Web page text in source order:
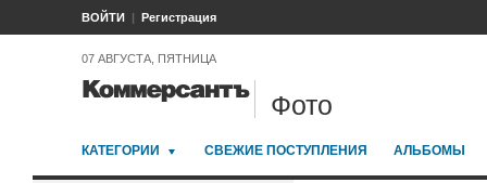
ВОЙТИ Регистрация
07 АВГУСТА, ПЯТНИЦА
Фото
КАТЕГОРИИ СВЕЖИЕ ПОСТУПЛЕНИЯ АЛЬБОМЫ